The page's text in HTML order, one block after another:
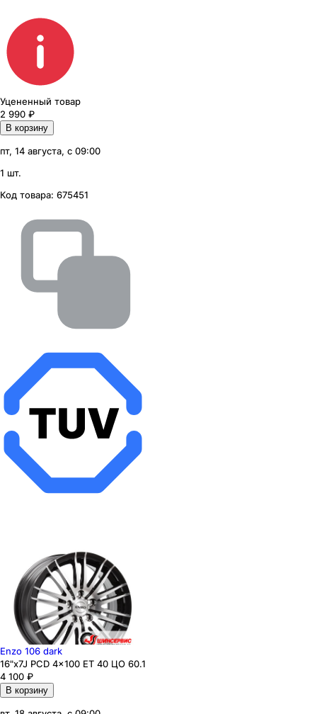
Уцененный товар
2 990 ₽
В корзину
пт, 14 августа, с 09:00
1 шт.
Код товара: 675451
Enzo 106 dark
16"x7J PCD 4x100 ЕТ 40 ЦО 60.1
4 100 ₽
В корзину